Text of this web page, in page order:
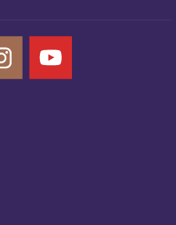
YouTube